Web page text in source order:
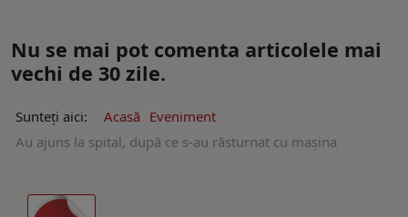
Nu se mai pot comenta articolele mai
vechi de 30 zile.
Sunteți aici: Acasă Eveniment
Au ajuns la spital, după ce s-au răsturnat cu mașina